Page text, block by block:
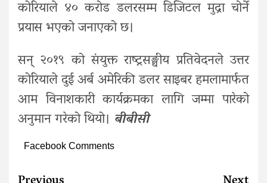
कोरियाले ४० करोड डलरसम्म डिजिटल मुद्रा चोर्ने
प्रयास भएको जनाएको छ।
सन् २०१९ को संयुक्त राष्ट्रसङ्घीय प्रतिवेदनले उत्तर
कोरियाले दुई अर्ब अमेरिकी डलर साइबर हमलामार्फत
आम विनाशकारी कार्यक्रमका लागि जम्मा पारेको
अनुमान गरेको थियो। बीबीसी
Facebook Comments